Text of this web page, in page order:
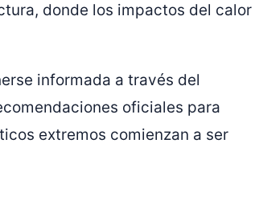
donde los impactos del calor
informada a través del
oficiales para
extremos comienzan a ser